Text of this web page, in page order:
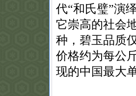
代“和氏璧”演
它崇高的社会
种，碧玉品质
价格约为每公
现的中国最大